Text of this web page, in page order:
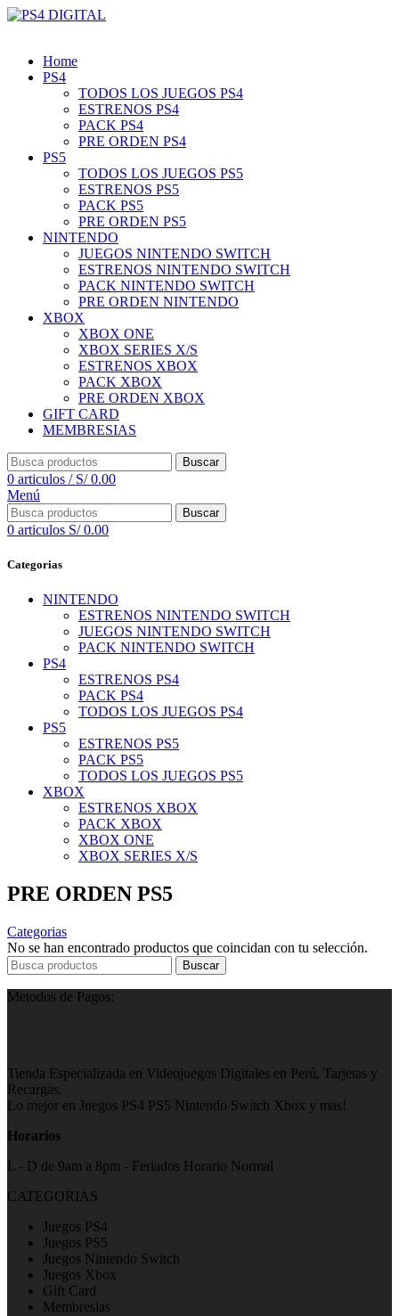
Home
PS4
TODOS LOS JUEGOS PS4
ESTRENOS PS4
PACK PS4
PRE ORDEN PS4
PS5
TODOS LOS JUEGOS PS5
ESTRENOS PS5
PACK PS5
PRE ORDEN PS5
NINTENDO
JUEGOS NINTENDO SWITCH
ESTRENOS NINTENDO SWITCH
PACK NINTENDO SWITCH
PRE ORDEN NINTENDO
XBOX
XBOX ONE
XBOX SERIES X/S
ESTRENOS XBOX
PACK XBOX
PRE ORDEN XBOX
GIFT CARD
MEMBRESIAS
Buscar
0 articulos / S/0.00
Menú
Buscar
0 articulos S/0.00
Categorias
NINTENDO
ESTRENOS NINTENDO SWITCH
JUEGOS NINTENDO SWITCH
PACK NINTENDO SWITCH
PS4
ESTRENOS PS4
PACK PS4
TODOS LOS JUEGOS PS4
PS5
ESTRENOS PS5
PACK PS5
TODOS LOS JUEGOS PS5
XBOX
ESTRENOS XBOX
PACK XBOX
XBOX ONE
XBOX SERIES X/S
PRE ORDEN PS5
Categorias
No se han encontrado productos que coincidan con tu selección.
Buscar
Metodos de Pagos:
Tienda Especializada en Videojuegos Digitales en Perú, Tarjetas y
Recargas.
Lo mejor en Juegos PS4 PS5 Nintendo Switch Xbox y mas!
Horarios
L - D de 9am a 8pm - Feriados Horario Normal
CATEGORIAS
Juegos PS4
Juegos PS5
Juegos Nintendo Switch
Juegos Xbox
Gift Card
Membresias